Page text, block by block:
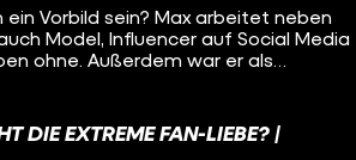
Vorbild sein? Max arbeitet neben
Model, Influencer auf Social Media
ohne. Außerdem war er als
DIE EXTREME FAN-LIEBE? |